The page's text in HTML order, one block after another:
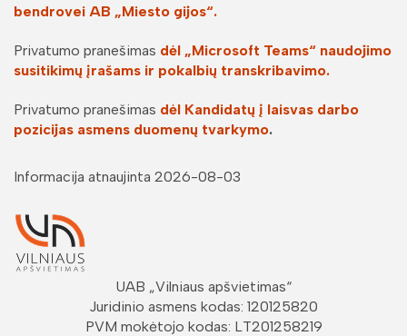
bendrovei AB „Miesto gijos“.
Privatumo pranešimas dėl „Microsoft Teams“ naudojimo
susitikimų įrašams ir pokalbių transkribavimo.
Privatumo pranešimas dėl Kandidatų į laisvas darbo
pozicijas asmens duomenų tvarkymo.
Informacija atnaujinta 2026-08-03
UAB „Vilniaus apšvietimas“
Juridinio asmens kodas: 120125820
PVM mokėtojo kodas: LT201258219